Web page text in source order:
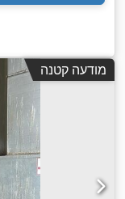
מודעה קטנה